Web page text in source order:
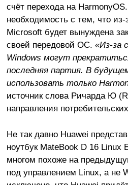
счёт перехода на
необходимость с тем, что
Microsoft будет вынуждена
своей передовой ОС. «Из-за
Windows могут
последняя партия. В
использовать только
источник слова Ричарда Ю
направления
Не так давно Huawei
ноутбук MateBook D 16 Linux
многом похоже на
под управлением Linux, а не